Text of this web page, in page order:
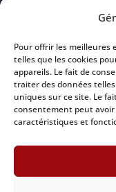
Pour offrir les meilleures
telles que les cookies
appareils. Le fait de
traiter des données
uniques sur ce site. Le
consentement peut
caractéristiques et


©2026